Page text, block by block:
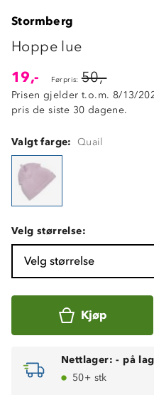
Stormberg
Hoppe lue
19,-
Førpris: 50,-
Prisen gjelder t.o.m. 8/13/
pris de siste 30 dagene.
Valgt farge: Quail
Velg størrelse:
Velg størrelse
Kjøp
Nettlager: - på
50+ stk